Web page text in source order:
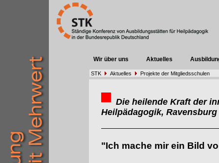
Wir über uns Aktuelles
STK Aktuelles Projekte der Mitgliedsschulen
Die heilende Kraft der
Heilpädagogik, Ravensburg
"Ich mache mir ein Bild